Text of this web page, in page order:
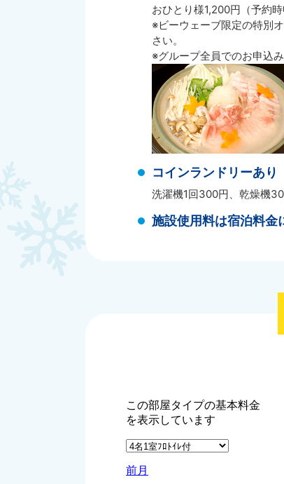
おひとり様1,200円（予約時
※ビーウェーブ限定の特別
さい。
※グループ全員でのお申込み
コインランドリーあり
洗濯機1回300円、乾燥機
施設使用料は宿泊料金